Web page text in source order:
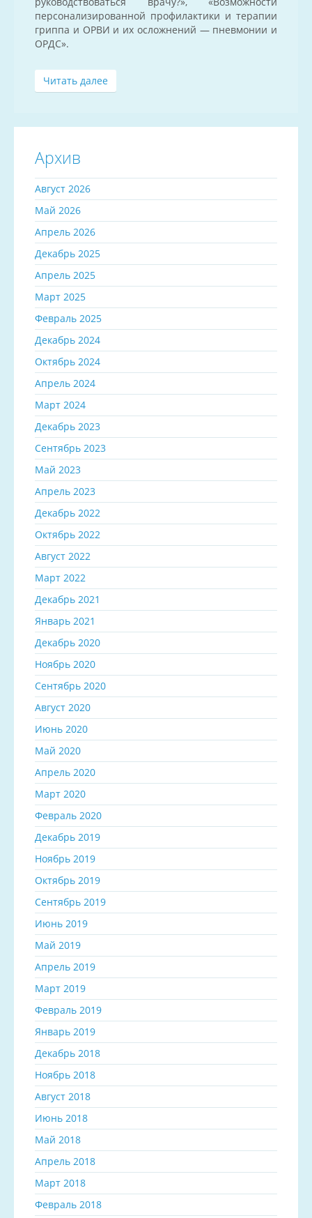
персонализированной профилактики и терапии
гриппа и ОРВИ и их осложнений — пневмонии и
ОРДС».
Читать далее
Архив
Август 2026
Май 2026
Апрель 2026
Декабрь 2025
Апрель 2025
Март 2025
Февраль 2025
Декабрь 2024
Октябрь 2024
Апрель 2024
Март 2024
Декабрь 2023
Сентябрь 2023
Май 2023
Апрель 2023
Декабрь 2022
Октябрь 2022
Август 2022
Март 2022
Декабрь 2021
Январь 2021
Декабрь 2020
Ноябрь 2020
Сентябрь 2020
Август 2020
Июнь 2020
Май 2020
Апрель 2020
Март 2020
Февраль 2020
Декабрь 2019
Ноябрь 2019
Октябрь 2019
Сентябрь 2019
Июнь 2019
Май 2019
Апрель 2019
Март 2019
Февраль 2019
Январь 2019
Декабрь 2018
Ноябрь 2018
Август 2018
Июнь 2018
Май 2018
Апрель 2018
Март 2018
Февраль 2018